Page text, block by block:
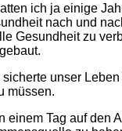
ich ja einige
nach und
Gesundheit zu
unser
müssen.
einem Tag auf den